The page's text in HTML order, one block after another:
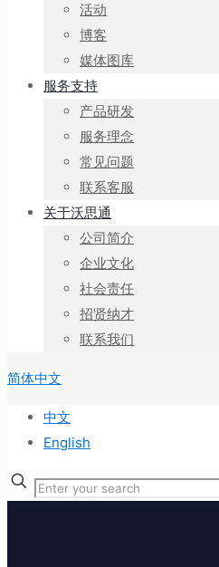
活动
博客
媒体图库
服务支持
产品研发
服务理念
常见问题
联系客服
关于沃思通
公司简介
企业文化
社会责任
招贤纳才
联系我们
简体中文
中文
English